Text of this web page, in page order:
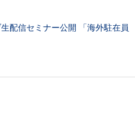
配信セミナー公開 「海外駐在員